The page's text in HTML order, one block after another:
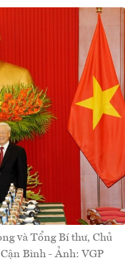
và Tổng Bí thư, Chủ
Bình - Ảnh: VGP